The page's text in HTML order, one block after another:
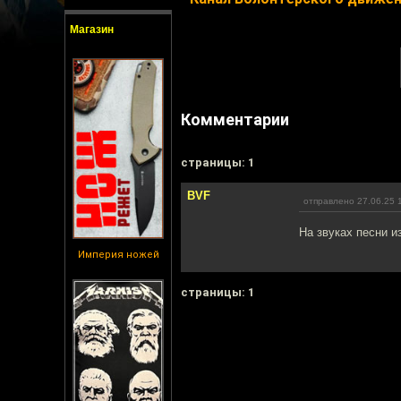
Магазин
Империя ножей
Комментарии
cтраницы: 1
BVF отправлено 27.06.25
На звуках песни
cтраницы: 1